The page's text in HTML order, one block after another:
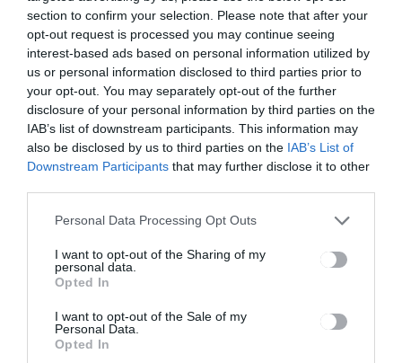
section to confirm your selection. Please note that after your
opt-out request is processed you may continue seeing
interest-based ads based on personal information utilized by
us or personal information disclosed to third parties prior to
your opt-out. You may separately opt-out of the further
disclosure of your personal information by third parties on the
IAB’s list of downstream participants. This information may
also be disclosed by us to third parties on the IAB’s List of
Downstream Participants that may further disclose it to other
Personal Data Processing Opt Outs
I want to opt-out of the Sharing of my
personal data.
Opted In
I want to opt-out of the Sale of my
Personal Data.
Opted In
temetőfoglal
Ez is érdekelheti
DUMA DUBA,HÍRLISTA
A Duma Duba beköltözik a